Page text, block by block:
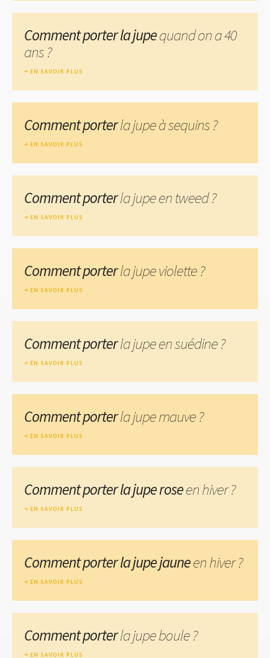
Comment porter la jupequand on a 40
ans ?
EN SAVOIR PLUS
Comment porterla jupe à sequins ?
EN SAVOIR PLUS
Comment porterla jupe en tweed ?
EN SAVOIR PLUS
Comment porterla jupe violette ?
EN SAVOIR PLUS
Comment porterla jupe en suédine ?
EN SAVOIR PLUS
Comment porterla jupe mauve ?
EN SAVOIR PLUS
Comment porter la jupe roseen hiver ?
EN SAVOIR PLUS
Comment porter la jupe jauneen hiver ?
EN SAVOIR PLUS
Comment porterla jupe boule ?
EN SAVOIR PLUS